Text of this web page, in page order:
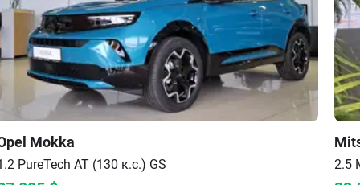
Mokka
PureTech AT (130 к.с.) GS 2.5